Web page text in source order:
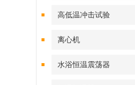
高低温冲击试验
离心机
水浴恒温震荡器